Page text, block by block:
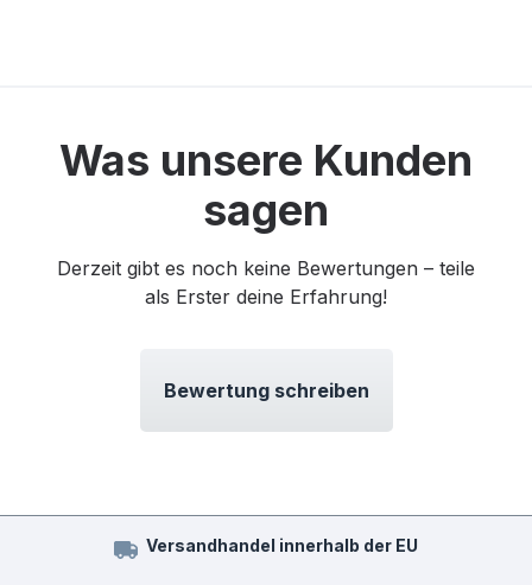
Was unsere Kunden
sagen
Derzeit gibt es noch keine Bewertungen – teile
als Erster deine Erfahrung!
Bewertung schreiben
Versandhandel innerhalb der EU